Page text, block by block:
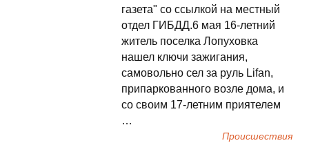
газета" со ссылкой на местный
отдел ГИБДД.6 мая 16-летний
житель поселка Лопуховка
нашел ключи зажигания,
самовольно сел за руль Lifan,
припаркованного возле дома, и
со своим 17-летним приятелем
…
Происшествия